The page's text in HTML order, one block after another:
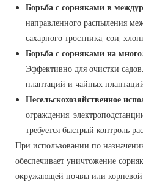
Борьба с сорняками в
направленного распыления
сахарного тростника, сои,
Борьба с сорняками на
Эффективно для очистки
плантаций и чайных
Несельскохозяйственное
ограждения,
требуется быстрый контроль
При использовании по
обеспечивает уничтожение
окружающей почвы или корневой